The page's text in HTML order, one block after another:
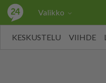
Valikko
KESKUSTELU VIIHDE